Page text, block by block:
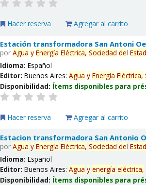
Hacer reserva Agregar al carrito
Estación transformadora San Antoni
porAgua y Energía Eléctrica, Sociedad del
Idioma:Español
Editor:Buenos Aires:Agua y Energía Eléctrica,
Disponibilidad: Ítems disponibles para
Hacer reserva Agregar al carrito
Estacion transformadora San Antonio
porAgua y Energía Eléctrica, Sociedad del
Idioma:Español
Editor:Buenos Aires:Agua y energía eléctrica,
Disponibilidad: Ítems disponibles para